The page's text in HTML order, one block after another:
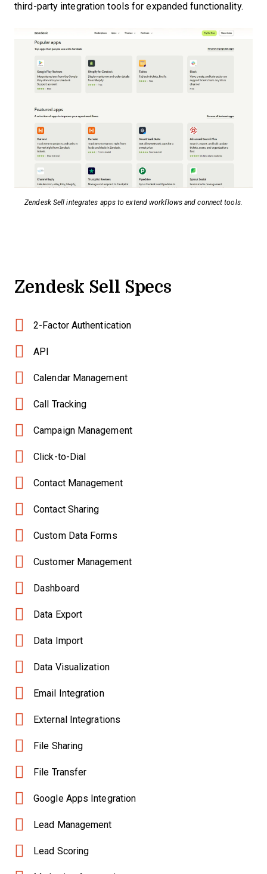
third-party integration tools for expanded functionality.
Zendesk Sell integrates apps to extend workflows and connect tools.
Zendesk Sell Specs
2-Factor Authentication
API
Calendar Management
Call Tracking
Campaign Management
Click-to-Dial
Contact Management
Contact Sharing
Custom Data Forms
Customer Management
Dashboard
Data Export
Data Import
Data Visualization
Email Integration
External Integrations
File Sharing
File Transfer
Google Apps Integration
Lead Management
Lead Scoring